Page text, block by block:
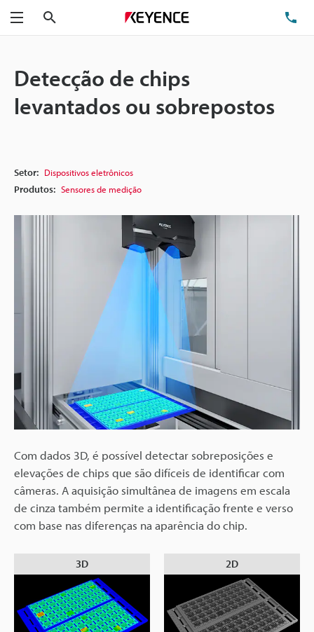
Menu
Detecção de chips
levantados ou sobrepostos
Setor: Dispositivos eletrônicos
Produtos: Sensores de medição
Com dados 3D, é possível detectar sobreposições e
elevações de chips que são difíceis de identificar com
câmeras. A aquisição simultânea de imagens em escala
de cinza também permite a identificação frente e verso
com base nas diferenças na aparência do chip.
3D 2D